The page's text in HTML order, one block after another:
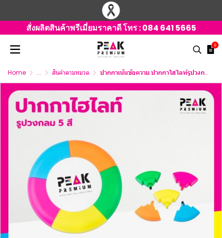
สั่งผลิตสินค้าพรีเมี่ยมราคาดี โทร :084 641 5665
0
Home ... สินค้าตามหมวด ปากกาเน้นข้อความ ปากกาไฮไลท์รูปวงกลม 5 สี หัวพร้อมโลโก้